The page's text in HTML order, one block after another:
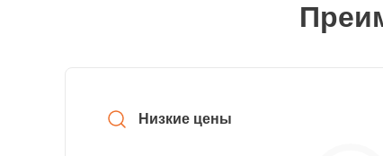
Низкие цены